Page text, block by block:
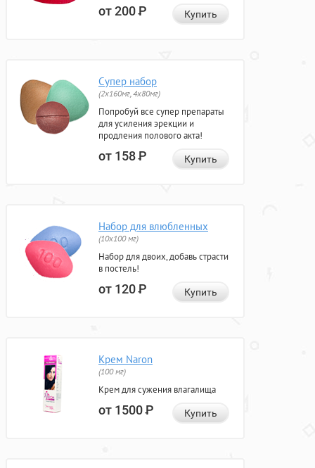
от 200Р Купить
Супер набор
(2х160мг, 4х80мг)
Попробуй все супер препараты
для усиления эрекции и
продления полового акта!
от 158Р Купить
Набор для влюбленных
(10х100 мг)
Набор для двоих, добавь страсти
в постель!
от 120Р Купить
Крем Naron
(100 мг)
Крем для сужения влагалища
от 1500Р Купить